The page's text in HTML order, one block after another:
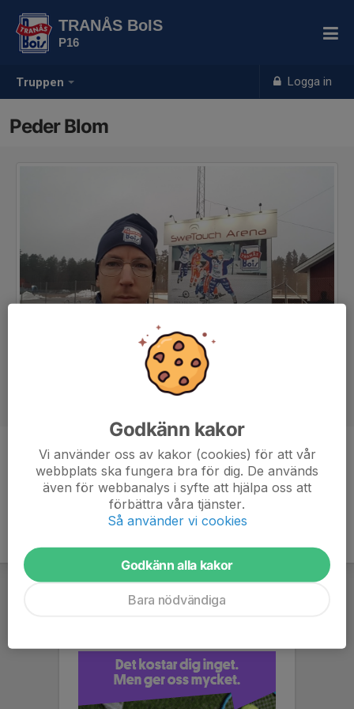
Truppen Logga in
TRANÅS BoIS
P16
Peder Blom
Ledare
Godkänn kakor
Vi använder oss av kakor (cookies) för att vår
webbplats ska fungera bra för dig. De används
även för webbanalys i syfte att hjälpa oss att
förbättra våra tjänster.
Så använder vi cookies
Godkänn alla kakor
Bara nödvändiga